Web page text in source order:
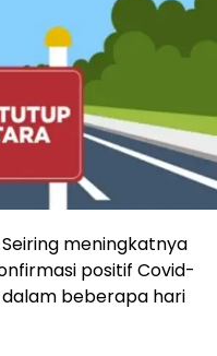
meningkatnya
positif Covid-
dalam beberapa hari